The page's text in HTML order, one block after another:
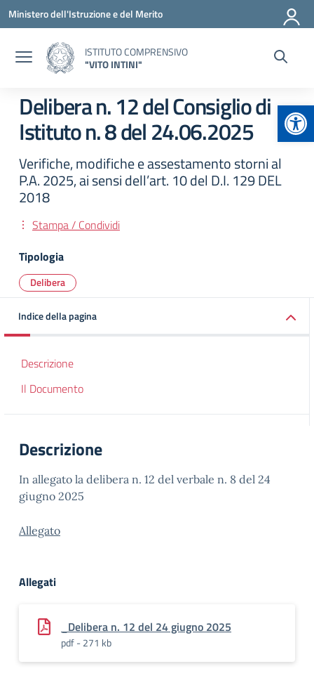
Vai ai contenuti
Vai al menu di navigazione
Vai al footer
Ministero dell'Istruzione e del Merito
ISTITUTO COMPRENSIVO
"VITO INTINI"
Delibera n. 12 del Consiglio di
Istituto n. 8 del 24.06.2025
Verifiche, modifiche e assestamento storni al
P.A. 2025, ai sensi dell’art. 10 del D.I. 129 DEL
2018
Stampa / Condividi
Tipologia
Delibera
Indice della pagina
Descrizione
Il Documento
Descrizione
In allegato la delibera n. 12 del verbale n. 8 del 24
giugno 2025
Allegato
Allegati
_Delibera n. 12 del 24 giugno 2025
pdf - 271 kb